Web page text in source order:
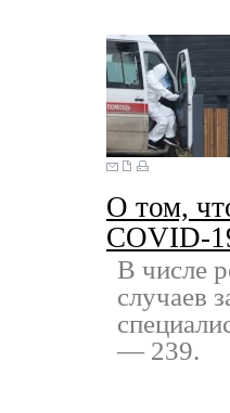
О том,
COVID-
В числе
случаев
— 239.